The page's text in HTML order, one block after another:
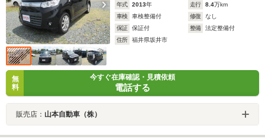
年式 2013年 走行 8.4万km
車検
車検整備付 修復
なし
保証
保証付 整備
法定整備付
住所
福井県坂井市
無
料
今すぐ在庫確認・見積依頼
電話する
販売店： 山本自動車（株）